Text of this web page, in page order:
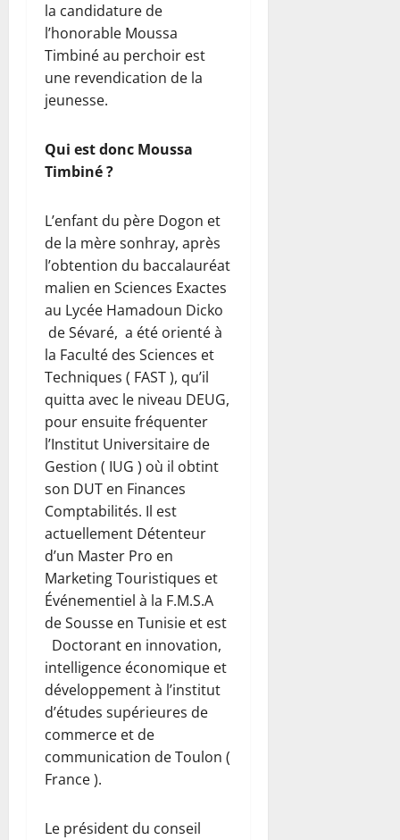
la candidature de
l’honorable Moussa
Timbiné au perchoir est
une revendication de la
jeunesse.
Qui est donc Moussa
Timbiné ?
L’enfant du père Dogon et
de la mère sonhray, après
l’obtention du baccalauréat
malien en Sciences Exactes
au Lycée Hamadoun Dicko
de Sévaré, a été orienté à
la Faculté des Sciences et
Techniques ( FAST ), qu’il
quitta avec le niveau DEUG,
pour ensuite fréquenter
l’Institut Universitaire de
Gestion ( IUG ) où il obtint
son DUT en Finances
Comptabilités. Il est
actuellement Détenteur
d’un Master Pro en
Marketing Touristiques et
Événementiel à la F.M.S.A
de Sousse en Tunisie et est
Doctorant en innovation,
intelligence économique et
développement à l’institut
d’études supérieures de
commerce et de
communication de Toulon (
France ).
Le président du conseil